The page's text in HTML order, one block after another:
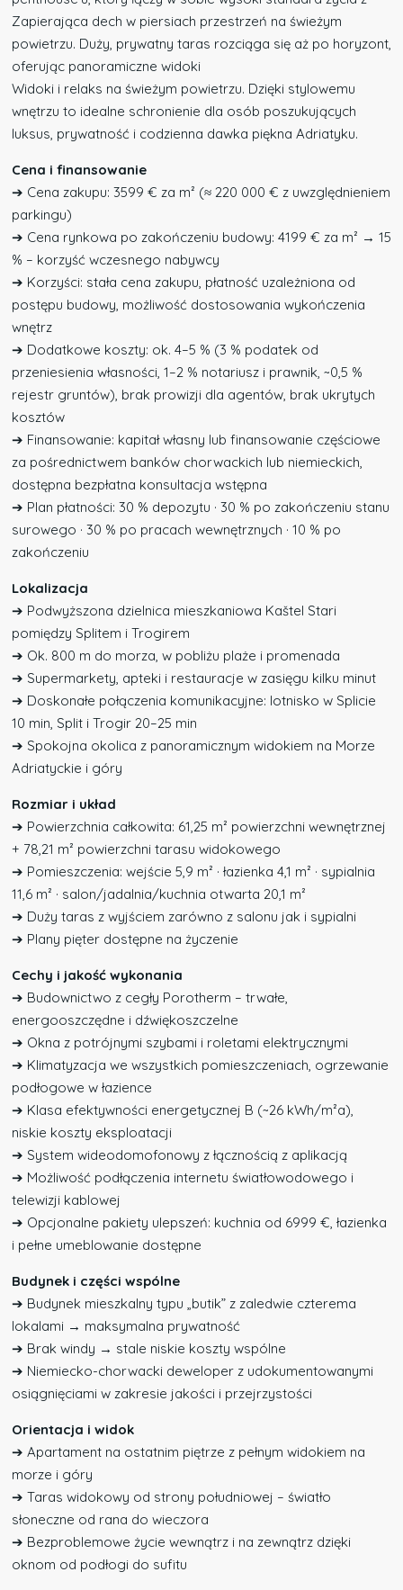
Zapierająca dech w piersiach przestrzeń na świeżym
powietrzu. Duży, prywatny taras rozciąga się aż po horyzont,
oferując panoramiczne widoki
Widoki i relaks na świeżym powietrzu. Dzięki stylowemu
wnętrzu to idealne schronienie dla osób poszukujących
luksus, prywatność i codzienna dawka piękna Adriatyku.
Cena i finansowanie
➔ Cena zakupu: 3599 € za m² (≈ 220 000 € z uwzględnieniem
parkingu)
➔ Cena rynkowa po zakończeniu budowy: 4199 € za m² → 15
% – korzyść wczesnego nabywcy
➔ Korzyści: stała cena zakupu, płatność uzależniona od
postępu budowy, możliwość dostosowania wykończenia
wnętrz
➔ Dodatkowe koszty: ok. 4–5 % (3 % podatek od
przeniesienia własności, 1–2 % notariusz i prawnik, ~0,5 %
rejestr gruntów), brak prowizji dla agentów, brak ukrytych
kosztów
➔ Finansowanie: kapitał własny lub finansowanie częściowe
za pośrednictwem banków chorwackich lub niemieckich,
dostępna bezpłatna konsultacja wstępna
➔ Plan płatności: 30 % depozytu · 30 % po zakończeniu stanu
surowego · 30 % po pracach wewnętrznych · 10 % po
zakończeniu
Lokalizacja
➔ Podwyższona dzielnica mieszkaniowa Kaštel Stari
pomiędzy Splitem i Trogirem
➔ Ok. 800 m do morza, w pobliżu plaże i promenada
➔ Supermarkety, apteki i restauracje w zasięgu kilku minut
➔ Doskonałe połączenia komunikacyjne: lotnisko w Splicie
10 min, Split i Trogir 20–25 min
➔ Spokojna okolica z panoramicznym widokiem na Morze
Adriatyckie i góry
Rozmiar i układ
➔ Powierzchnia całkowita: 61,25 m² powierzchni wewnętrznej
+ 78,21 m² powierzchni tarasu widokowego
➔ Pomieszczenia: wejście 5,9 m² · łazienka 4,1 m² · sypialnia
11,6 m² · salon/jadalnia/kuchnia otwarta 20,1 m²
➔ Duży taras z wyjściem zarówno z salonu jak i sypialni
➔ Plany pięter dostępne na życzenie
Cechy i jakość wykonania
➔ Budownictwo z cegły Porotherm – trwałe,
energooszczędne i dźwiękoszczelne
➔ Okna z potrójnymi szybami i roletami elektrycznymi
➔ Klimatyzacja we wszystkich pomieszczeniach, ogrzewanie
podłogowe w łazience
➔ Klasa efektywności energetycznej B (~26 kWh/m²a),
niskie koszty eksploatacji
➔ System wideodomofonowy z łącznością z aplikacją
➔ Możliwość podłączenia internetu światłowodowego i
telewizji kablowej
➔ Opcjonalne pakiety ulepszeń: kuchnia od 6999 €, łazienka
i pełne umeblowanie dostępne
Budynek i części wspólne
➔ Budynek mieszkalny typu „butik” z zaledwie czterema
lokalami → maksymalna prywatność
➔ Brak windy → stale niskie koszty wspólne
➔ Niemiecko-chorwacki deweloper z udokumentowanymi
osiągnięciami w zakresie jakości i przejrzystości
Orientacja i widok
➔ Apartament na ostatnim piętrze z pełnym widokiem na
morze i góry
➔ Taras widokowy od strony południowej – światło
słoneczne od rana do wieczora
➔ Bezproblemowe życie wewnątrz i na zewnątrz dzięki
oknom od podłogi do sufitu